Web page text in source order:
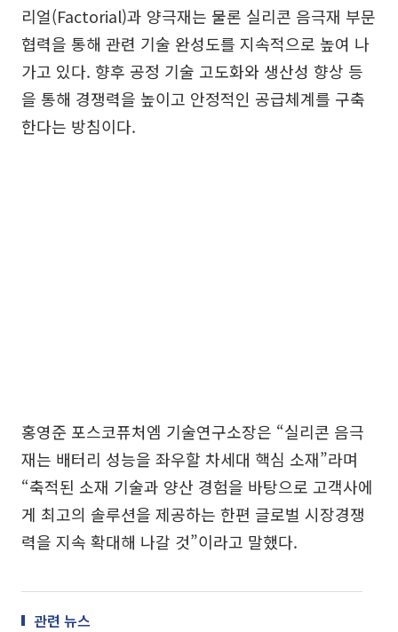
리얼(Factorial)과 양극재는 물론 실리콘 음극재 부문
협력을 통해 관련 기술 완성도를 지속적으로 높여 나
가고 있다. 향후 공정 기술 고도화와 생산성 향상 등
을 통해 경쟁력을 높이고 안정적인 공급체계를 구축
한다는 방침이다.
홍영준 포스코퓨처엠 기술연구소장은 “실리콘 음극
재는 배터리 성능을 좌우할 차세대 핵심 소재”라며
“축적된 소재 기술과 양산 경험을 바탕으로 고객사에
게 최고의 솔루션을 제공하는 한편 글로벌 시장경쟁
력을 지속 확대해 나갈 것”이라고 말했다.
관련 뉴스